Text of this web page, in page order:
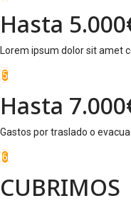
Hasta
Lorem ipsum dolor sit amet
5
Hasta
Gastos por traslado o
6
CUBRIMOS